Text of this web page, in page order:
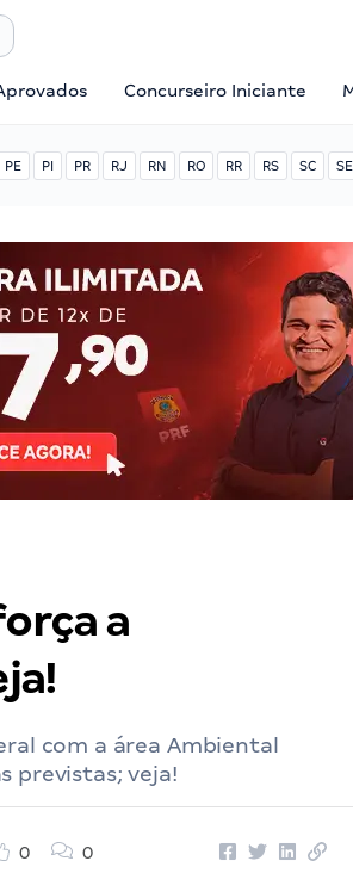
Concurseiro Iniciante
PE PI PR RJ RN RO RR RS SC SE
a
com a área Ambiental
previstas; veja!
0 0